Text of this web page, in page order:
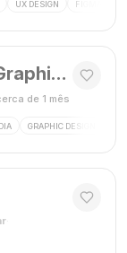
UX DESIGN FIGMA
Social Media Coordinator / Graphic Designer
de 1 mês
GRAPHIC DESIGN
·